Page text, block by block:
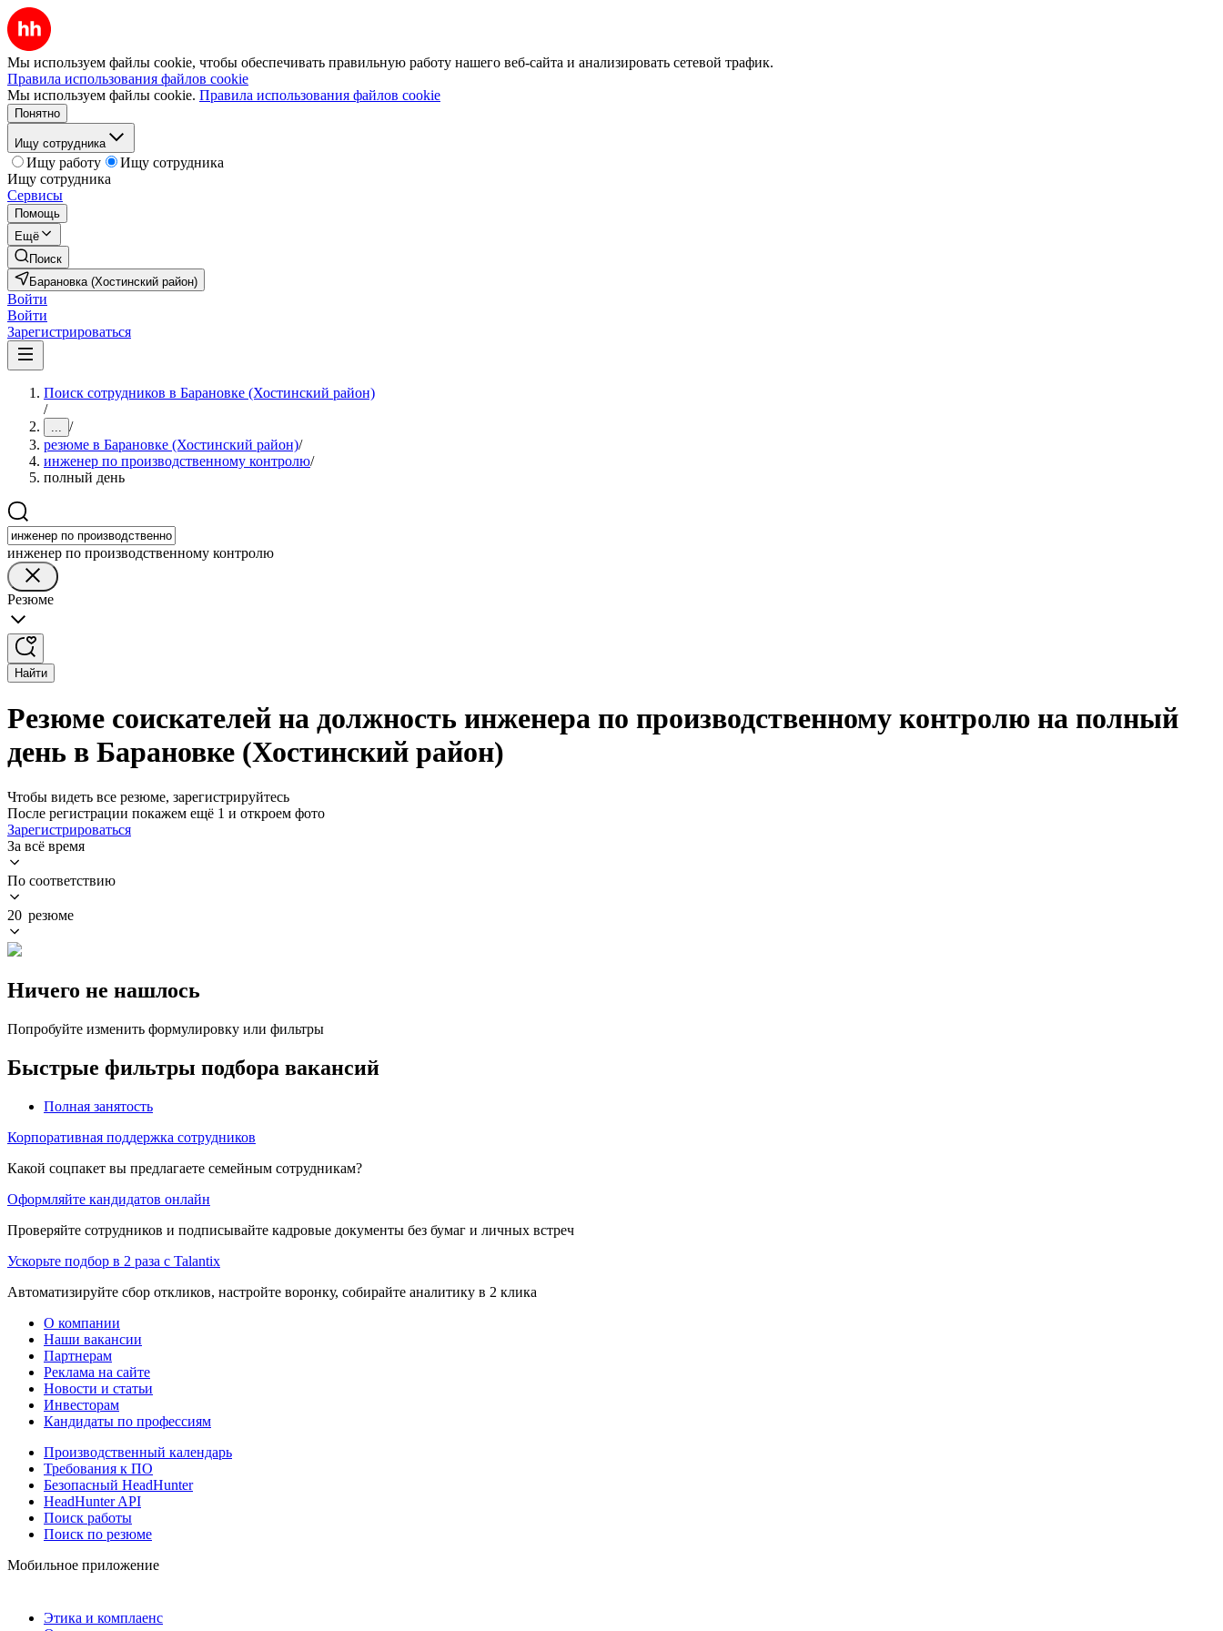
Мы используем файлы cookie, чтобы обеспечивать правильную работу нашего веб-сайта и анализировать сетевой трафик.
Правила использования файлов cookie
Мы используем файлы cookie. Правила использования файлов cookie
Понятно
Ищу сотрудника
Ищу работу
Ищу сотрудника
Ищу сотрудника
Сервисы
Помощь
Ещё
Поиск
Барановка (Хостинский район)
Войти
Войти
Зарегистрироваться
Поиск сотрудников в Барановке (Хостинский район)
/
... /
резюме в Барановке (Хостинский район)/
инженер по производственному контролю/
полный день
инженер по производственному контролю
Резюме
Найти
Резюме соискателей на должность инженера по производственному контролю на полный
день в Барановке (Хостинский район)
Чтобы видеть все резюме, зарегистрируйтесь
После регистрации покажем ещё 1 и откроем фото
Зарегистрироваться
За всё время
По соответствию
20 резюме
Ничего не нашлось
Попробуйте изменить формулировку или фильтры
Быстрые фильтры подбора вакансий
Полная занятость
Корпоративная поддержка сотрудников
Какой соцпакет вы предлагаете семейным сотрудникам?
Оформляйте кандидатов онлайн
Проверяйте сотрудников и подписывайте кадровые документы без бумаг и личных встреч
Ускорьте подбор в 2 раза с Talantix
Автоматизируйте сбор откликов, настройте воронку, собирайте аналитику в 2 клика
О компании
Наши вакансии
Партнерам
Реклама на сайте
Новости и статьи
Инвесторам
Кандидаты по профессиям
Производственный календарь
Требования к ПО
Безопасный HeadHunter
HeadHunter API
Поиск работы
Поиск по резюме
Мобильное приложение
Этика и комплаенс